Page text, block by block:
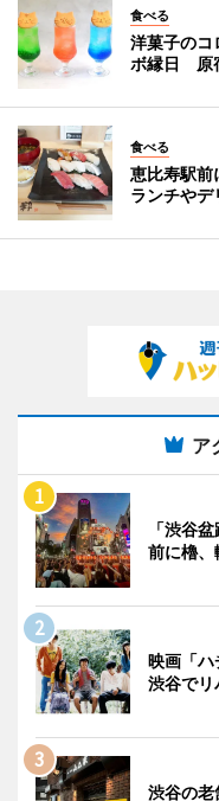
食べる
洋菓子のコ
ボ縁日 原
食べる
恵比寿駅
ランチやデ
ア
「渋谷
前に櫓、
映画「ハ
渋谷でリ
渋谷の